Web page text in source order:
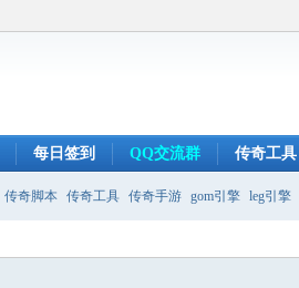
每日签到 QQ交流群 传奇工具
传奇脚本 传奇工具 传奇手游 gom引擎 leg引擎